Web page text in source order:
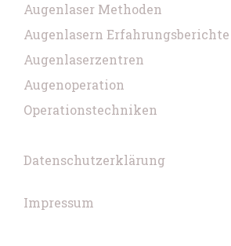
Augenlaser Methoden
Augenlasern Erfahrungsberichte
Augenlaserzentren
Augenoperation
Operationstechniken
Datenschutzerklärung
Impressum